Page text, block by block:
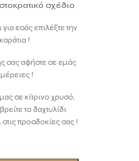
σχέδιο
εσάς επιλέξτε την
!
σας αφήστε σε εμάς
!
σε κίτρινο χρυσό,
το δαχτυλίδι
προσδοκίες σας !